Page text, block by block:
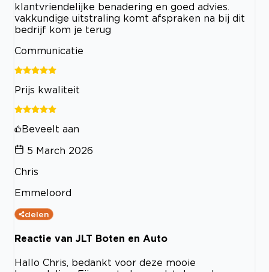
klantvriendelijke benadering en goed advies.
vakkundige uitstraling komt afspraken na bij dit
bedrijf kom je terug
Communicatie
Prijs kwaliteit
Beveelt aan
5 March 2026
Chris
Emmeloord
delen
Reactie van JLT Boten en Auto
Hallo Chris, bedankt voor deze mooie